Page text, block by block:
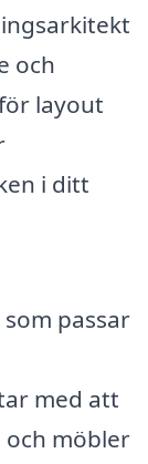
och
layout
i ditt
passar
med att
möbler